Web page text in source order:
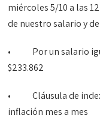
miércoles 5/10 a las
de nuestro salario y
• Por un salario
$233.862
• Cláusula de
inflación mes a mes